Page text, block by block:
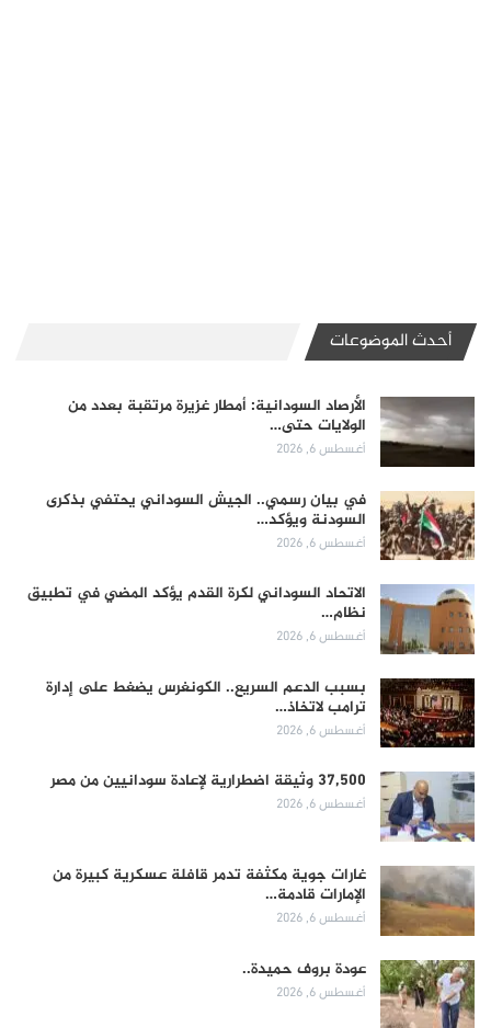
أحدث الموضوعات
الأرصاد السودانية: أمطار غزيرة مرتقبة بعدد من
الولايات حتى…
أغسطس 6, 2026
في بيان رسمي.. الجيش السوداني يحتفي بذكرى
السودنة ويؤكد…
أغسطس 6, 2026
الاتحاد السوداني لكرة القدم يؤكد المضي في تطبيق
نظام…
أغسطس 6, 2026
بسبب الدعم السريع.. الكونغرس يضغط على إدارة
ترامب لاتخاذ…
أغسطس 6, 2026
37,500 وثيقة اضطرارية لإعادة سودانيين من مصر
أغسطس 6, 2026
غارات جوية مكثفة تدمر قافلة عسكرية كبيرة من
الإمارات قادمة…
أغسطس 6, 2026
عودة بروف حميدة..
أغسطس 6, 2026